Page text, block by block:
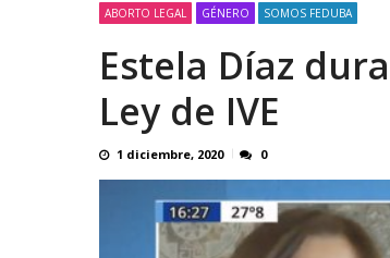
ABORTO LEGAL GÉNERO SOMOS FEDUBA
Estela Díaz
Ley de IVE
1 diciembre, 2020 0